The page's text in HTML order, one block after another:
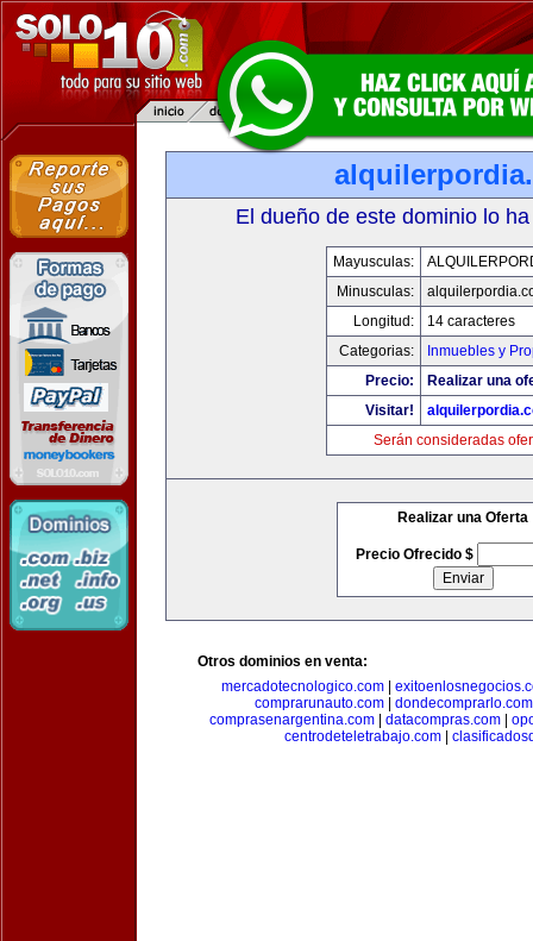
El dueño de este dominio lo
Mayusculas:
Minusculas:
Longitud:
14 caracteres
Categorias:
Inmuebles y
Precio:
Realizar una
Visitar!
Serán consideradas
Realizar una Oferta
Precio Ofrecido $
Otros dominios en venta:
mercadotecnologico.com
comprarunauto.com| dondecomprarlo.com
comprasenargentina.com| datacompras.com|
centrodeteletrabajo.com|